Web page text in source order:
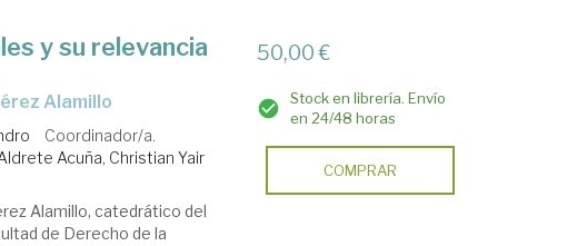
y su relevancia
Alamillo
Coordinador/a.
Acuña, Christian Yair
Alamillo, catedrático del
de Derecho de la
50,00 €
Stock en librería. Envío
en 24/48 horas
COMPRAR